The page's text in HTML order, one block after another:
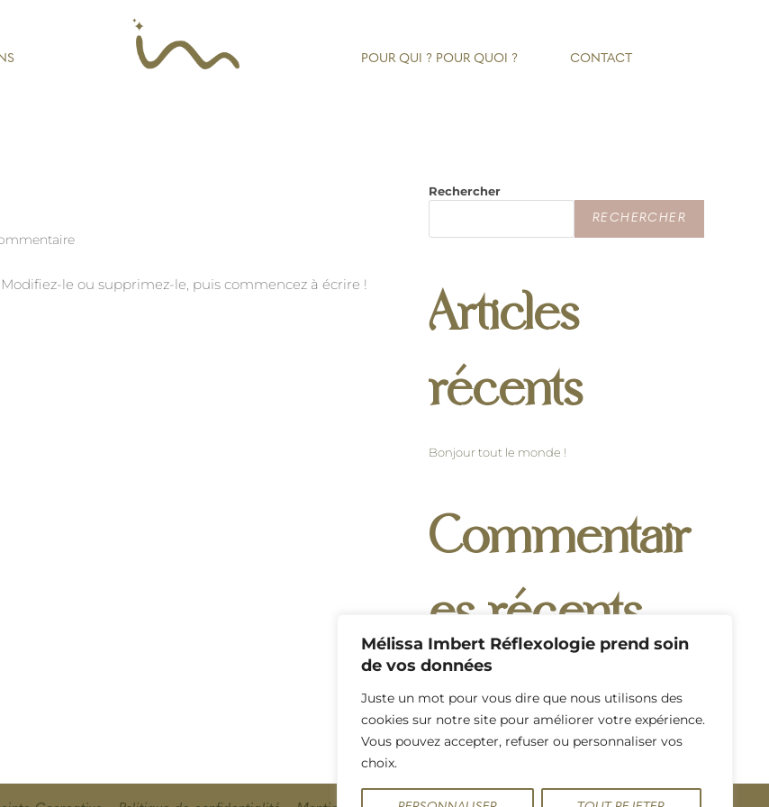
Mélissa Imbert Réflexologie prend soin
de vos données
Juste un mot pour vous dire que nous utilisons des
cookies sur notre site pour améliorer votre expérience.
Vous pouvez accepter, refuser ou personnaliser vos
choix.
POUR QUI ? POUR QUOI ? CONTACT
le ou supprimez-le, puis commencez à écrire !
Rechercher
RECHERCHER
Articles
récents
Bonjour tout le monde !
Commentair
es récents
Un commentateur WordPress
le monde !